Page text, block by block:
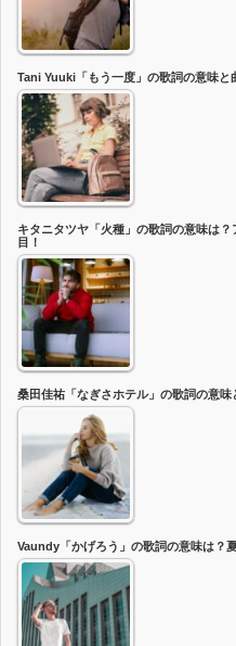
Tani Yuuki「もう一度」の歌詞の意味と
キタニタツヤ「火種」の歌詞の意味は
目！
桑田佳祐「なぎさホテル」の歌詞の意
Vaundy「かげろう」の歌詞の意味は？